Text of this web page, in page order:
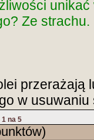
Ze strachu.
przerażają
w
1 na 5